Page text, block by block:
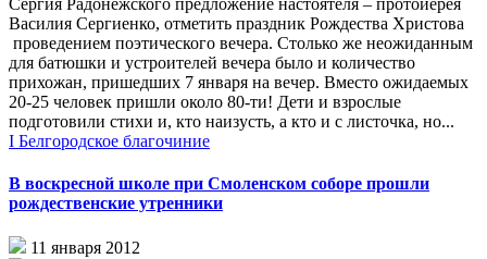
Василия Сергиенко, отметить праздник Рождества Христова
проведением поэтического вечера. Столько же неожиданным
для батюшки и устроителей вечера было и количество
прихожан, пришедших 7 января на вечер. Вместо ожидаемых
20-25 человек пришли около 80-ти! Дети и взрослые
подготовили стихи и, кто наизусть, а кто и с листочка, но...
I Белгородское благочиние
В воскресной школе при Смоленском соборе прошли
рождественские утренники
11 января 2012